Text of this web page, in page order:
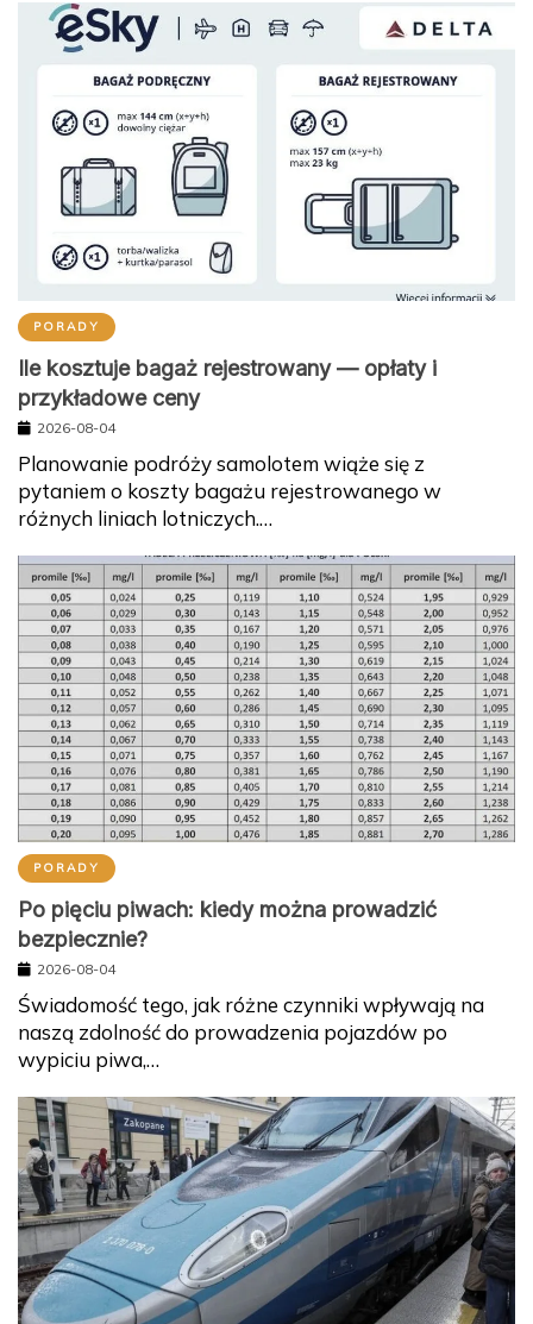
PORADY
Ile kosztuje bagaż rejestrowany — opłaty i
przykładowe ceny
2026-08-04
Planowanie podróży samolotem wiąże się z
pytaniem o koszty bagażu rejestrowanego w
różnych liniach lotniczych.…
PORADY
Po pięciu piwach: kiedy można prowadzić
bezpiecznie?
2026-08-04
Świadomość tego, jak różne czynniki wpływają na
naszą zdolność do prowadzenia pojazdów po
wypiciu piwa,…